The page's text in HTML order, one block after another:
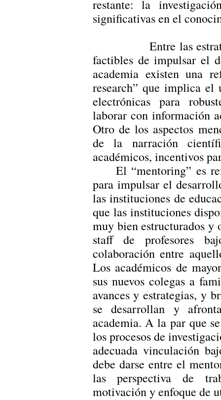
restante: la
significativas en el
Entre las
factibles de impulsar el
academia existen una
research” que implica el
electrónicas para
laborar con información
Otro de los aspectos
de la narración
académicos, incentivos
El “mentoring” es
para impulsar el
las instituciones de
que las instituciones
muy bien estructurados y
staff de profesores
colaboración entre
Los académicos de
sus nuevos colegas a
avances y estrategias, y
se desarrollan y
academia. A la par que
los procesos de
adecuada vinculación
debe darse entre el
las perspectiva de
motivación y enfoque de